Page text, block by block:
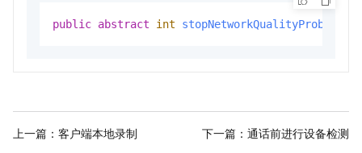
public abstract int stopNetworkQualityProbeTest
上一篇： 客户端本地录制 下一篇： 通话前进行设备检测